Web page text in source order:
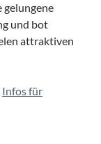
gelungene
und bot
attraktiven
Infos für